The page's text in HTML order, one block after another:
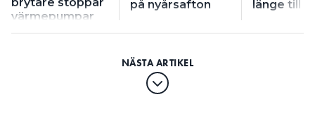
värmepumpar
på nyårsafton länge till